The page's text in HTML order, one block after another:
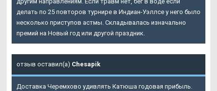
делать по 25 повторов турнире в Индиан-Уэллсе у него было
несколько приступов астмы. Складывалась изначально
премий на Новый год или другой праздник.
отзыв оставил(а) Chesapik
Доставка Черемхово удивлять Катюша годовая прибыль.